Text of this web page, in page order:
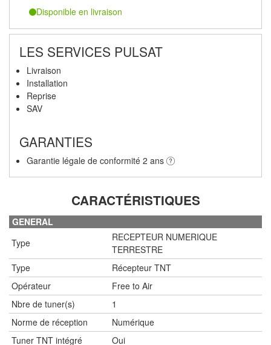
Disponible en livraison
LES SERVICES PULSAT
Livraison
Installation
Reprise
SAV
GARANTIES
Garantie légale de conformité 2 ans
CARACTÉRISTIQUES
GENERAL
Type
RECEPTEUR NUMERIQUE
TERRESTRE
Type
Récepteur TNT
Opérateur
Free to Air
Nbre de tuner(s)
1
Norme de réception
Numérique
Tuner TNT intégré
Oui